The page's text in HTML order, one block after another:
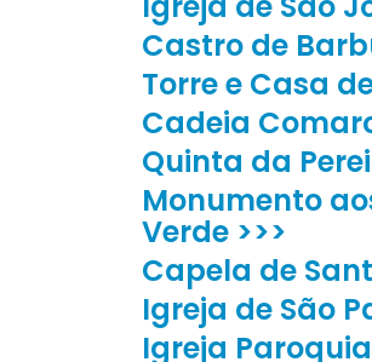
Castro de
Torre e Casa
Cadeia
Quinta da
Monumento
Verde >>>
Capela de
Igreja de São
Igreja